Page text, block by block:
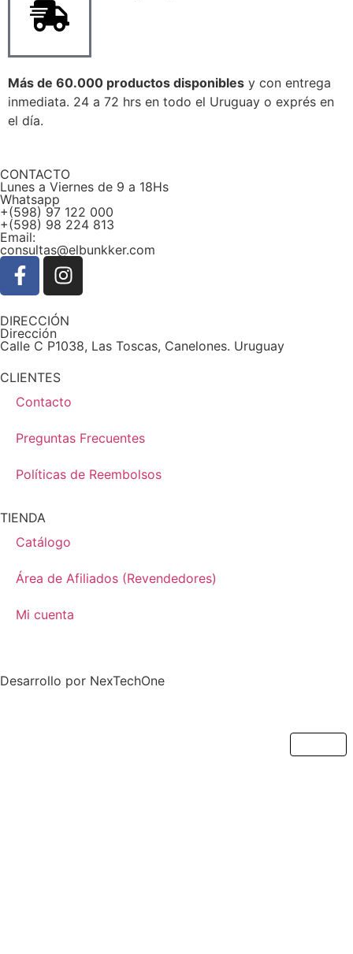
Más de 60.000 productos disponibles y con entrega
inmediata. 24 a 72 hrs en todo el Uruguay o exprés en
el día.
CONTACTO
Lunes a Viernes de 9 a 18Hs
Whatsapp
+(598) 97 122 000
+(598) 98 224 813
Email:
consultas@elbunkker.com
DIRECCIÓN
Dirección
Calle C P1038, Las Toscas, Canelones. Uruguay
CLIENTES
Contacto
Preguntas Frecuentes
Políticas de Reembolsos
TIENDA
Catálogo
Área de Afiliados (Revendedores)
Mi cuenta
Desarrollo por NexTechOne